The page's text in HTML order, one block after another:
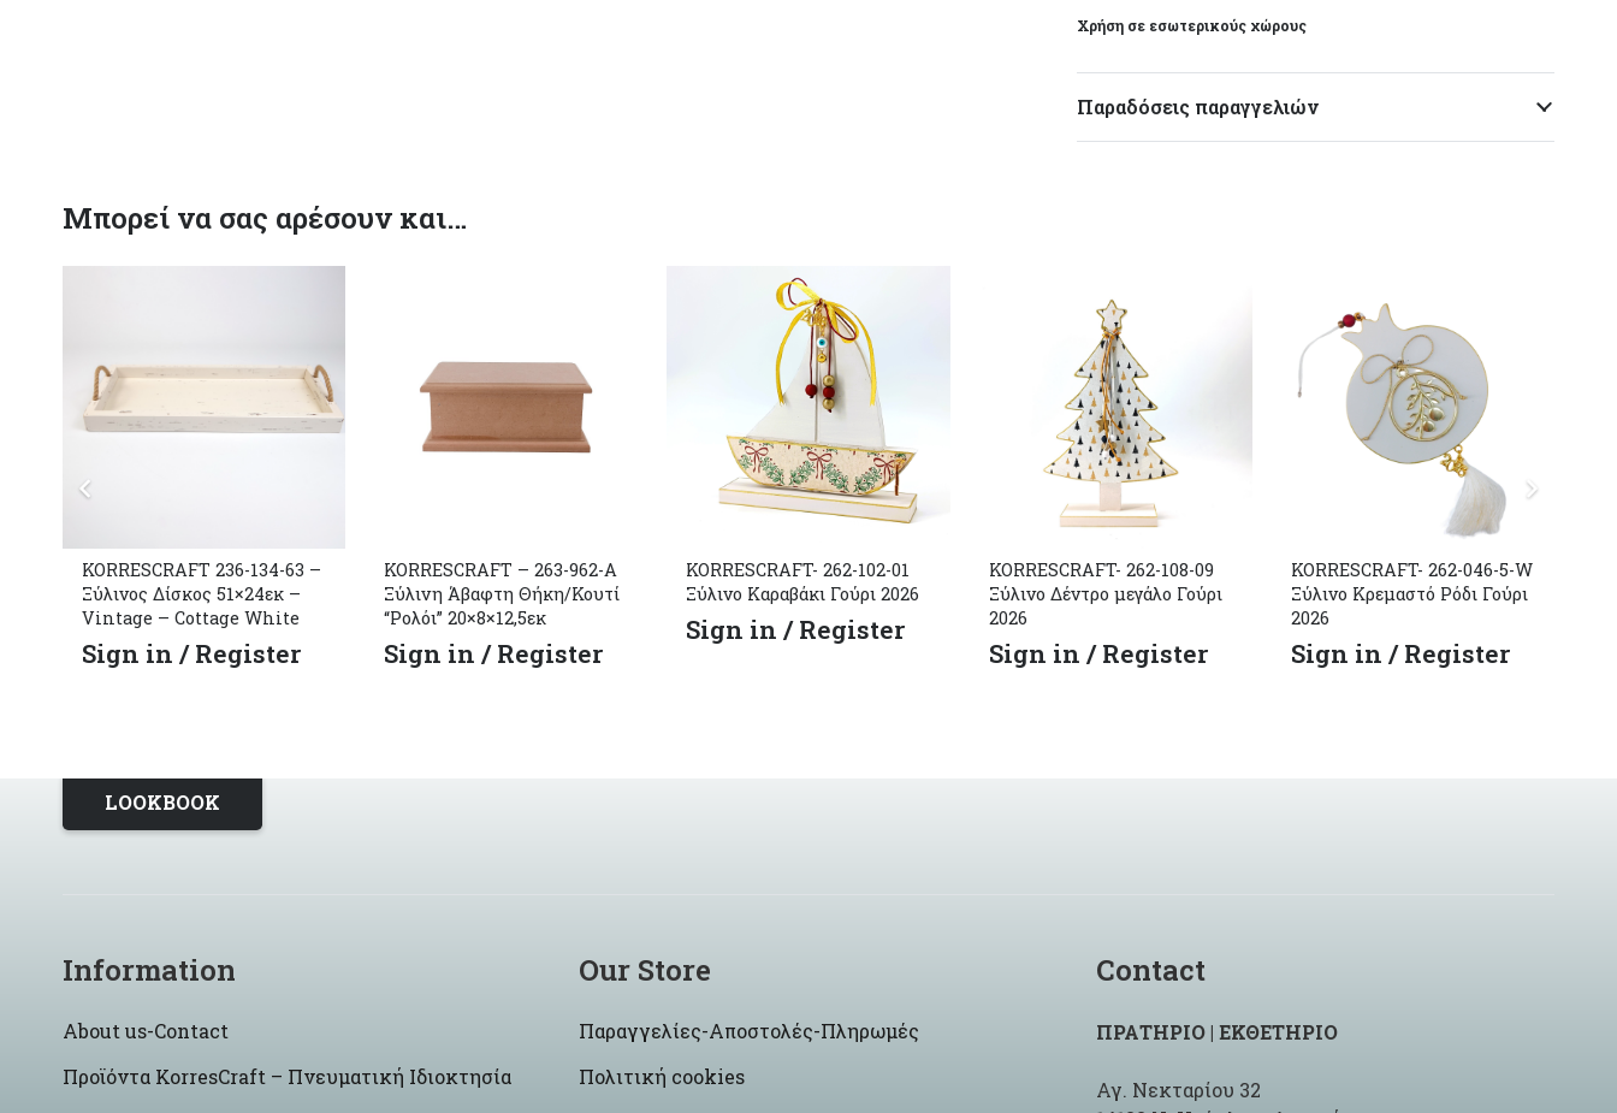
Χρήση σε εσωτερικούς χώρους
Παραδόσεις παραγγελιών
Μπορεί να σας αρέσουν και…
KORRESCRAFT 236-134-63 –
Ξύλινος Δίσκος 51×24εκ –
Vintage – Cottage White
Sign in / Register
KORRESCRAFT – 263-962-Α
Ξύλινη Άβαφτη Θήκη/Κουτί
“Ρολόι” 20×8×12,5εκ
Sign in / Register
KORRESCRAFT- 262-102-01
Ξύλινο Καραβάκι Γούρι 2026
Sign in / Register
KORRESCRAFT- 262-108-09
Ξύλινο Δέντρο μεγάλο Γούρι
2026
Sign in / Register
KORRESCRAFT- 262-046-5-W
Ξύλινο Κρεμαστό Ρόδι Γούρι
2026
Sign in / Register
LOOKBOOK
Information
About us-Contact
Προϊόντα KorresCraft – Πνευματική Ιδιοκτησία
Our Store
Παραγγελίες-Αποστολές-Πληρωμές
Πολιτική cookies
Contact
ΠΡΑΤΗΡΙΟ | ΕΚΘΕΤΗΡΙΟ
Αγ. Νεκταρίου 32